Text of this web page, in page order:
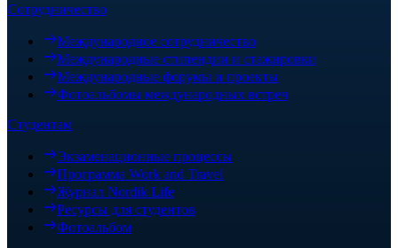
Сотрудничество
Международное сотрудничество
Международные стипендии и стажировки
Международные форумы и проекты
Фотоальбомы международных встреч
Студентам
Экзаменационные процессы
Программа Work and Travel
Журнал Nordik Life
Ресурсы для студентов
Фотоальбом